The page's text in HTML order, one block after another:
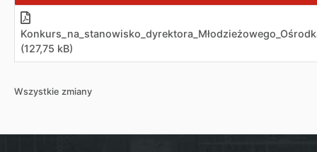
(127,75 kB)
Wszystkie zmiany